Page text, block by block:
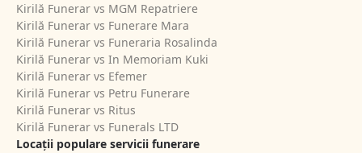
Kirilă Funerar vs MGM Repatriere
Kirilă Funerar vs Funerare Mara
Kirilă Funerar vs Funeraria Rosalinda
Kirilă Funerar vs In Memoriam Kuki
Kirilă Funerar vs Efemer
Kirilă Funerar vs Petru Funerare
Kirilă Funerar vs Ritus
Kirilă Funerar vs Funerals LTD
Locații populare servicii funerare